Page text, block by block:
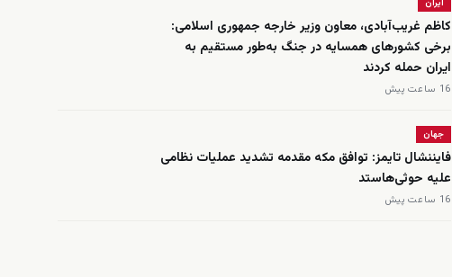
ایران
کاظم غریب‌آبادی، معاون وزیر خارجه جمهوری اسلامی:
برخی کشورهای همسایه در جنگ به‌طور مستقیم به
ایران حمله کردند
16 ساعت پیش
جهان
فایننشال تایمز: توافق مکه مقدمه تشدید عملیات نظامی
علیه حوثی‌هاستد
16 ساعت پیش